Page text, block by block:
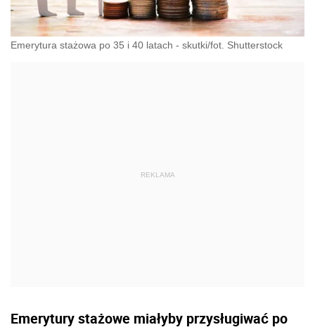
Emerytura stażowa po 35 i 40 latach - skutki/fot. Shutterstock
Emerytury stażowe miałyby przysługiwać po